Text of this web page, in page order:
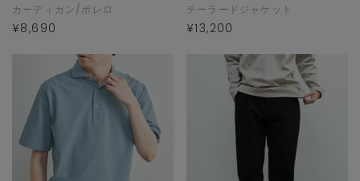
カーディガン/ボレロ
¥8,690
テーラードジャケット
¥13,200